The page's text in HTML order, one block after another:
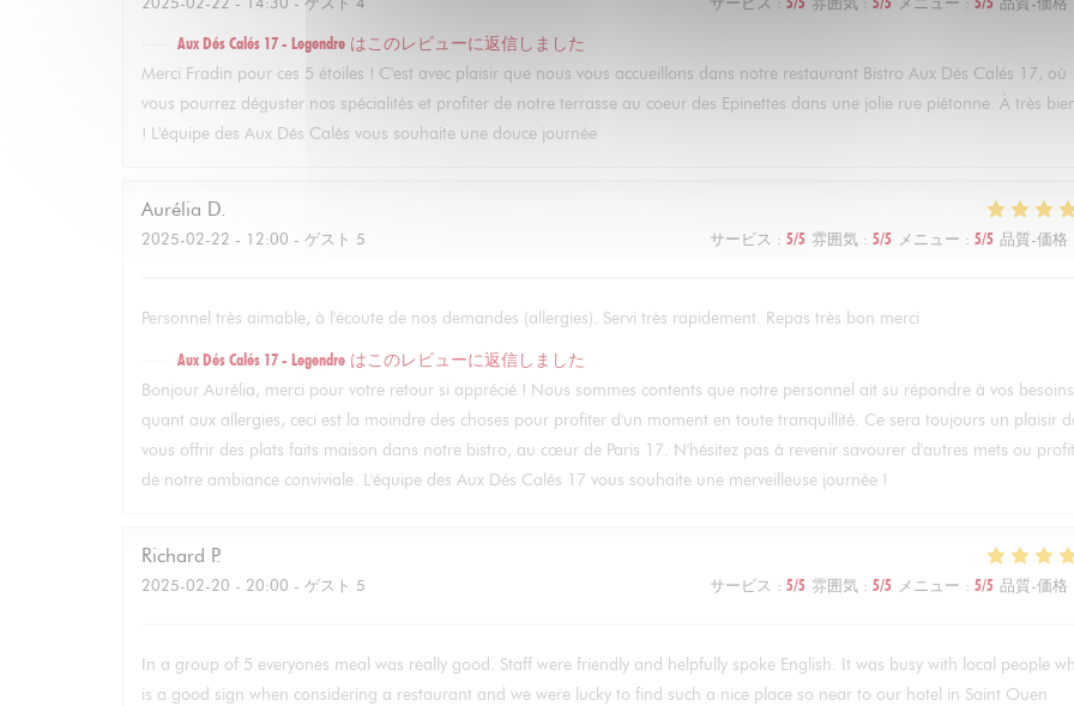
Aux Dés Calés 17 - Legendre はこのレビューに返信しました
Merci Fradin pour ces 5 étoiles ! C'est avec plaisir que nous vous accueillons dans notre restaurant Bistro Aux Dés Calés 17, où
vous pourrez déguster nos spécialités et profiter de notre terrasse au coeur des Epinettes dans une jolie rue piétonne. À très
! L'équipe des Aux Dés Calés vous souhaite une douce journée
Aurélia D
2025-02-22 - 12:00 - ゲスト 5 サービス : 5/5 雰囲気: 5/5 メニュー : 5/5 品質-価格
Personnel très aimable, à l'écoute de nos demandes (allergies). Servi très rapidement. Repas très bon merci
Aux Dés Calés 17 - Legendre はこのレビューに返信しました
Bonjour Aurélia, merci pour votre retour si apprécié ! Nous sommes contents que notre personnel ait su répondre à vos besoins
quant aux allergies, ceci est la moindre des choses pour profiter d'un moment en toute tranquillité. Ce sera toujours un plaisir
vous offrir des plats faits maison dans notre bistro, au cœur de Paris 17. N'hésitez pas à revenir savourer d'autres mets ou
de notre ambiance conviviale. L'équipe des Aux Dés Calés 17 vous souhaite une merveilleuse journée !
Richard P
2025-02-20 - 20:00 - ゲスト 5 サービス : 5/5 雰囲気: 5/5 メニュー : 5/5 品質-価格
In a group of 5 everyones meal was really good. Staff were friendly and helpfully spoke English. It was busy with local people
is a good sign when considering a restaurant and we were lucky to find such a nice place so near to our hotel in Saint Ouen